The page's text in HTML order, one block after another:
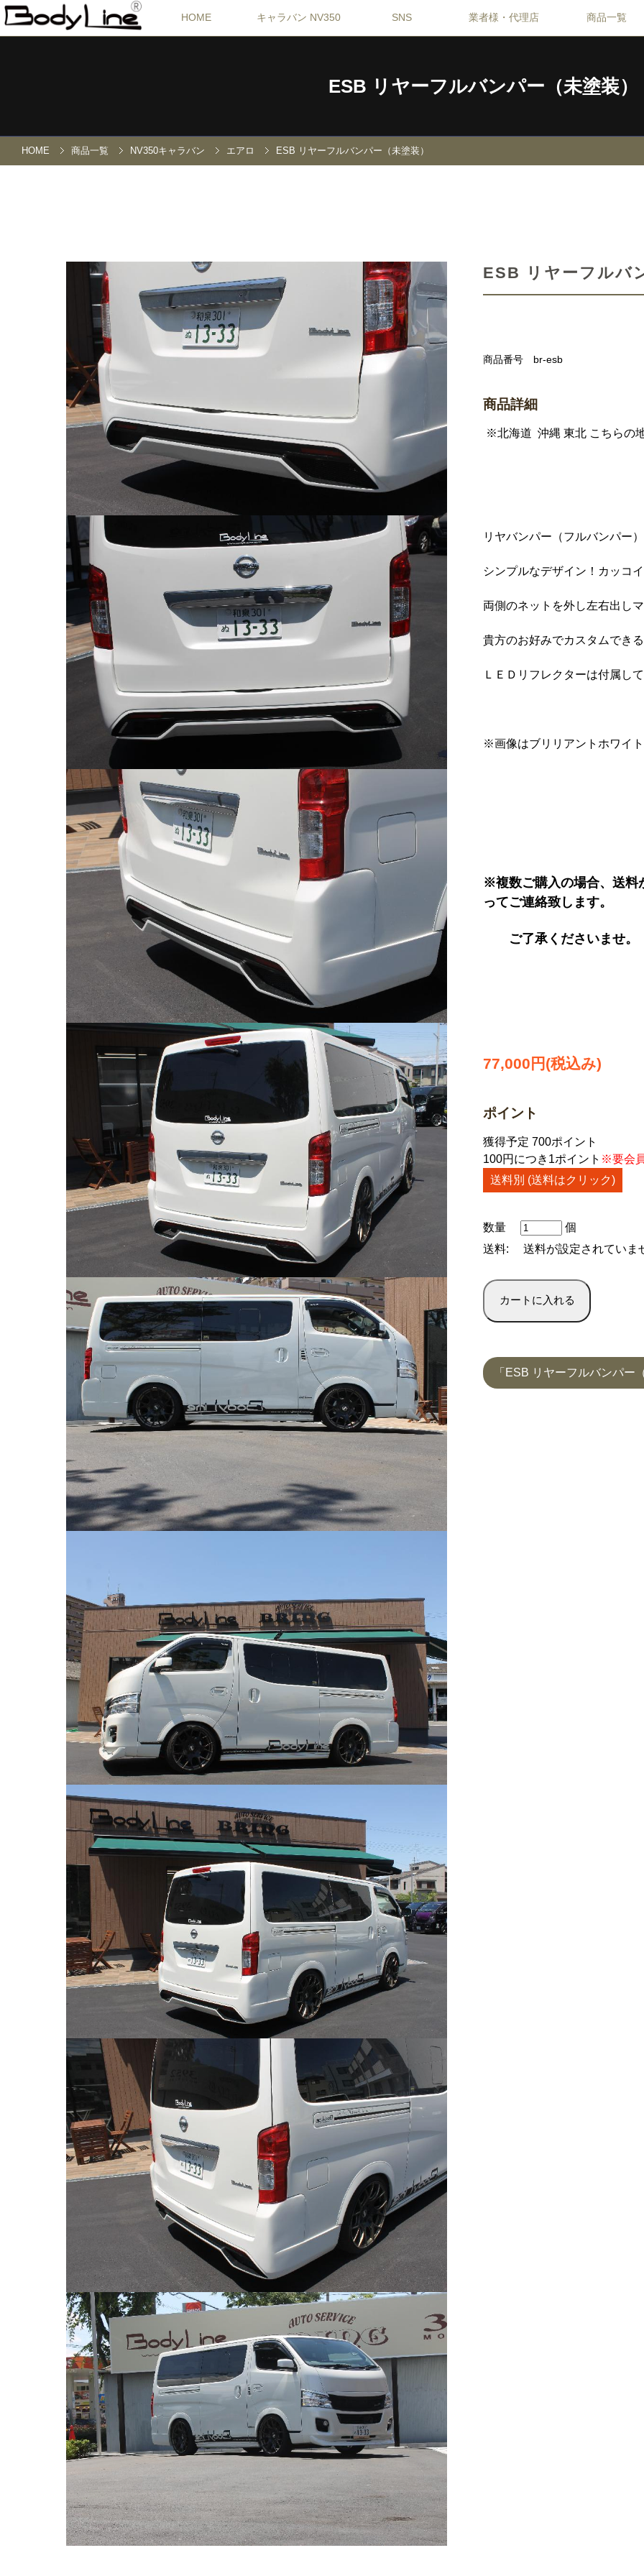
HOME キャラバン NV350 SNS 業者様・代理店 商品一覧
ESB リヤーフルバンパー（未塗装）
HOME 商品一覧 NV350キャラバン エアロ ESB リヤーフルバンパー（未塗装）
ESB リヤーフルバ
商品番号 br-esb
商品詳細
※北海道 沖縄 東北 こちらの
リヤバンパー（フルバンパー）
シンプルなデザイン！カッコ
両側のネットを外し左右出し
貴方のお好みでカスタムできる
ＬＥＤリフレクターは付属して
※画像はブリリアントホワイ
※複数ご購入の場合、送料
ってご連絡致します。
ご了承くださいませ。
77,000円(税込み)
ポイント
獲得予定 700ポイント
100円につき1ポイント ※要会
送料別 (送料はクリック)
数量
個
送料:
送料が設定されていま
「ESB リヤーフルバンパー